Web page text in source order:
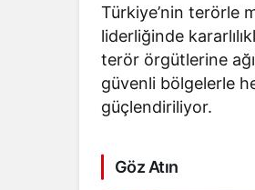
Türkiye’nin terörle
liderliğinde
terör örgütlerine
güvenli bölgelerle
güçlendiriliyor.
Göz Atın